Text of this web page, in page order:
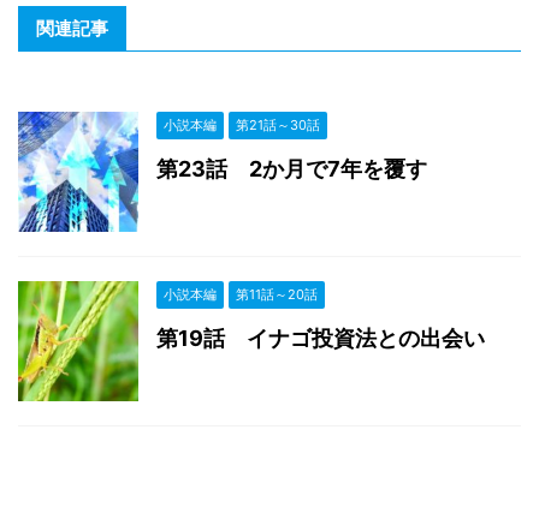
関連記事
小説本編 第21話～30話
第23話 2か月で7年を覆す
小説本編 第11話～20話
第19話 イナゴ投資法との出会い